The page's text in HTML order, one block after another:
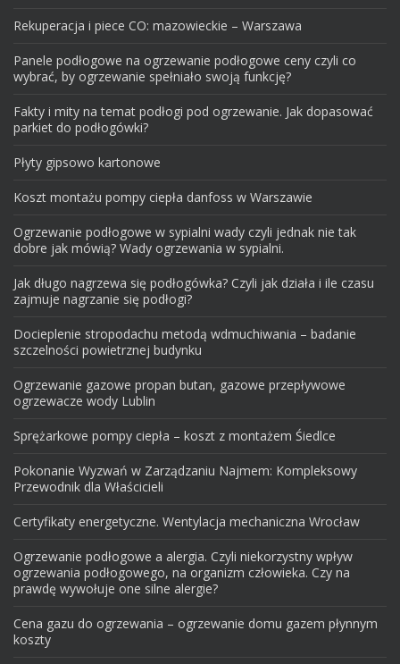
Rekuperacja i piece CO: mazowieckie – Warszawa
Panele podłogowe na ogrzewanie podłogowe ceny czyli co
wybrać, by ogrzewanie spełniało swoją funkcję?
Fakty i mity na temat podłogi pod ogrzewanie. Jak dopasować
parkiet do podłogówki?
Płyty gipsowo kartonowe
Koszt montażu pompy ciepła danfoss w Warszawie
Ogrzewanie podłogowe w sypialni wady czyli jednak nie tak
dobre jak mówią? Wady ogrzewania w sypialni.
Jak długo nagrzewa się podłogówka? Czyli jak działa i ile czasu
zajmuje nagrzanie się podłogi?
Docieplenie stropodachu metodą wdmuchiwania – badanie
szczelności powietrznej budynku
Ogrzewanie gazowe propan butan, gazowe przepływowe
ogrzewacze wody Lublin
Sprężarkowe pompy ciepła – koszt z montażem Śiedlce
Pokonanie Wyzwań w Zarządzaniu Najmem: Kompleksowy
Przewodnik dla Właścicieli
Certyfikaty energetyczne. Wentylacja mechaniczna Wrocław
Ogrzewanie podłogowe a alergia. Czyli niekorzystny wpływ
ogrzewania podłogowego, na organizm człowieka. Czy na
prawdę wywołuje one silne alergie?
Cena gazu do ogrzewania – ogrzewanie domu gazem płynnym
koszty